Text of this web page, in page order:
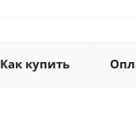
Как купить